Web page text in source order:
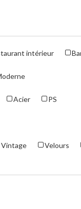
intérieur
Acier PS
Vintage Velours